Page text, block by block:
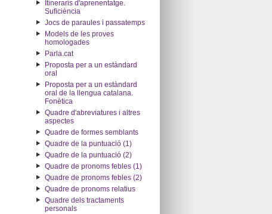
Itineraris d'aprenentatge.
Suficiència
Jocs de paraules i passatemps
Models de les proves
homologades
Parla.cat
Proposta per a un estàndard
oral
Proposta per a un estàndard
oral de la llengua catalana.
Fonètica
Quadre d'abreviatures i altres
aspectes
Quadre de formes semblants
Quadre de la puntuació (1)
Quadre de la puntuació (2)
Quadre de pronoms febles (1)
Quadre de pronoms febles (2)
Quadre de pronoms relatius
Quadre dels tractaments
personals